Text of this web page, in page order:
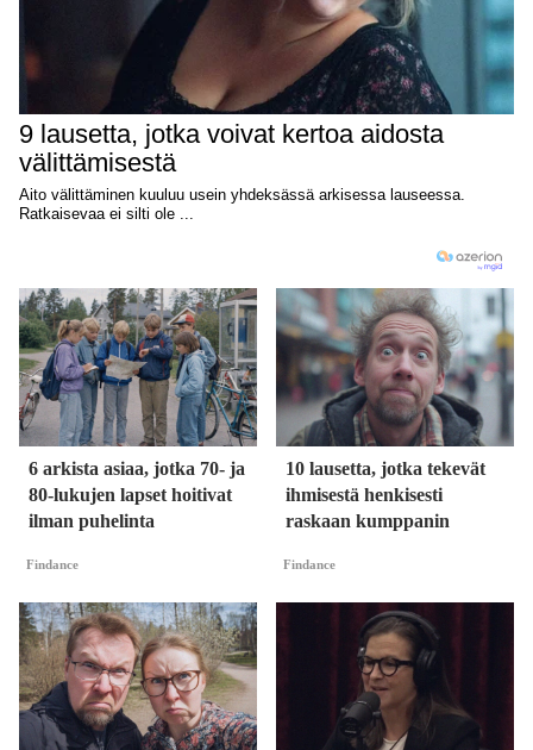
6 arkista asiaa, jotka 70- ja
80-lukujen lapset hoitivat
ilman puhelinta
Findance
10 lausetta, jotka tekevät
ihmisestä henkisesti
raskaan kumppanin
Findance